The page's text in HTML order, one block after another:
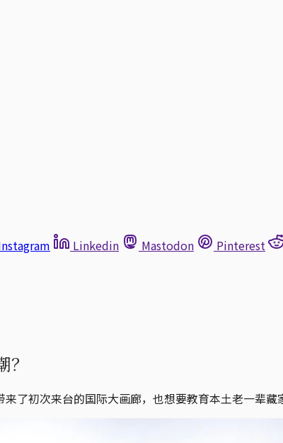
Linkedin Mastodon
Pinterest
了初次来台的国际大画廊，也想要教育本土老一辈